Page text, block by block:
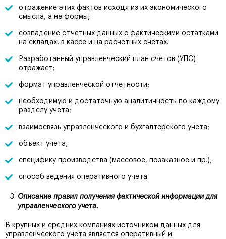
отражение этих фактов исходя из их экономического
смысла, а не формы;
совпадение отчетных данных с фактическими остатками
на складах, в кассе и на расчетных счетах.
Разработанный управленческий план счетов (УПС)
отражает:
формат управленческой отчетности;
необходимую и достаточную аналитичность по каждому
разделу учета;
взаимосвязь управленческого и бухгалтерского учета;
объект учета;
специфику производства (массовое, позаказное и пр.);
способ ведения оперативного учета.
Описание правил получения фактической информации для
управленческого учета.
В крупных и средних компаниях источником данных для
управленческого учета является оперативный и